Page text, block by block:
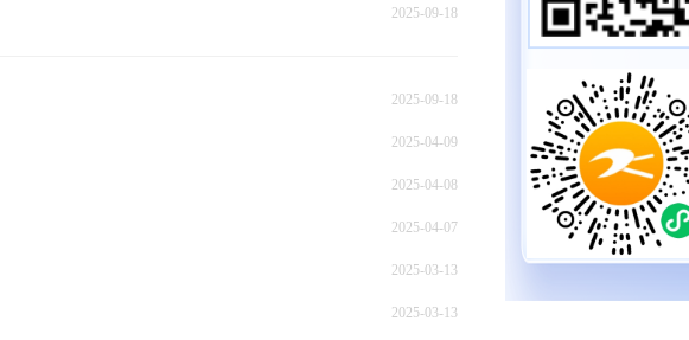
2025-09-18
2025-09-18
2025-04-09
2025-04-08
2025-04-07
2025-03-13
2025-03-13